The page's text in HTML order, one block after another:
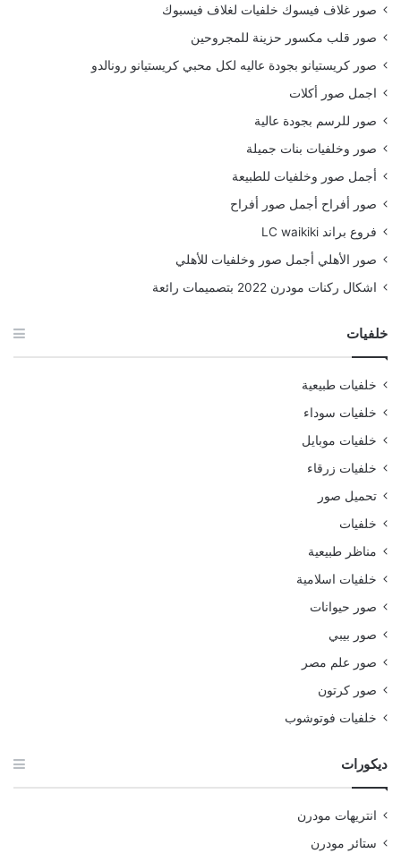
صور غلاف فيسوك خلفيات لغلاف فيسبوك
صور قلب مكسور حزينة للمجروحين
صور كريستيانو بجودة عاليه لكل محبي كريستيانو رونالدو
اجمل صور أكلات
صور للرسم بجودة عالية
صور وخلفيات بنات جميلة
أجمل صور وخلفيات للطبيعة
صور أفراح أجمل صور أفراح
فروع براند LC waikiki
صور الأهلي أجمل صور وخلفيات للأهلي
اشكال ركنات مودرن 2022 بتصميمات رائعة
خلفيات
خلفيات طبيعية
خلفيات سوداء
خلفيات موبايل
خلفيات زرقاء
تحميل صور
خلفيات
مناظر طبيعية
خلفيات اسلامية
صور حيوانات
صور بيبي
صور علم مصر
صور كرتون
خلفيات فوتوشوب
ديكورات
انتريهات مودرن
ستائر مودرن